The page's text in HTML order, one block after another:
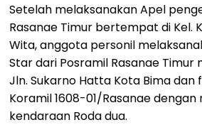
Setelah melaksanakan Apel
Rasanae Timur bertempat di Kel.
Wita, anggota personil
Star dari Posramil Rasanae Timur
Jln. Sukarno Hatta Kota Bima dan
Koramil 1608-01/Rasanae
kendaraan Roda dua.